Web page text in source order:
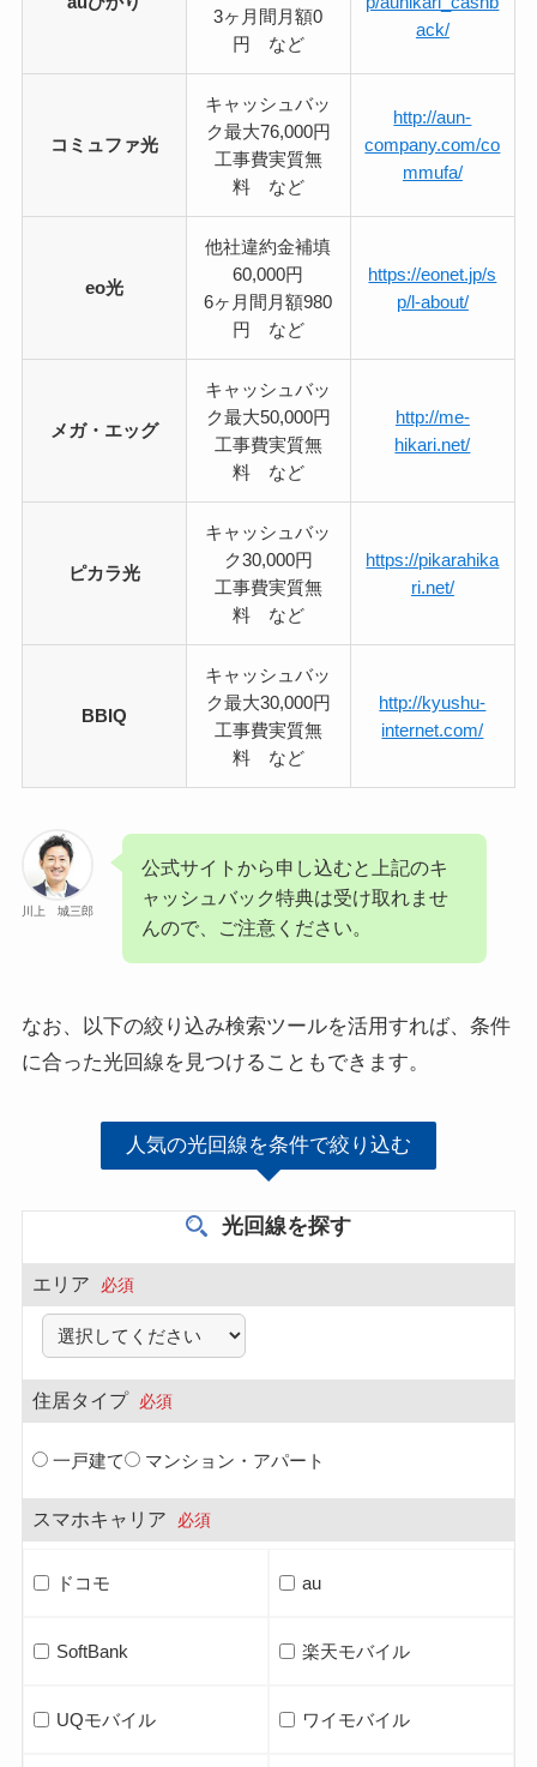
3ヶ月間月額0
円 など
ack/
コミュファ光
キャッシュバッ
ク最大76,000円
工事費実質無
料 など
http://aun-
company.com/co
mmufa/
eo光
他社違約金補填
60,000円
6ヶ月間月額980
円 など
https://eonet.jp/s
p/l-about/
メガ・エッグ
キャッシュバッ
ク最大50,000円
工事費実質無
料 など
http://me-
hikari.net/
ピカラ光
キャッシュバッ
ク30,000円
工事費実質無
料 など
https://pikarahika
ri.net/
BBIQ
キャッシュバッ
ク最大30,000円
工事費実質無
料 など
http://kyushu-
internet.com/
川上 城三郎
公式サイトから申し込むと上記のキ
ャッシュバック特典は受け取れませ
んので、ご注意ください。
なお、以下の絞り込み検索ツールを活用すれば、条件
に合った光回線を見つけることもできます。
人気の光回線を条件で絞り込む
光回線を探す
エリア 必須
住居タイプ 必須
一戸建て マンション・アパート
スマホキャリア 必須
ドコモ au
SoftBank 楽天モバイル
UQモバイル ワイモバイル